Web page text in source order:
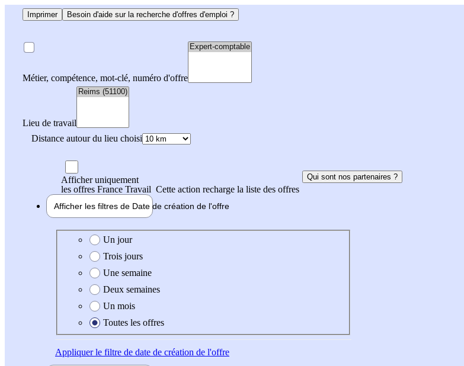
Imprimer Besoin d'aide sur la recherche d'offres d'emploi ?
Métier, compétence, mot-clé, numéro d'offre
Lieu de travail
Distance autour du lieu choisi
Afficher uniquement
les offres France Travail Cette action recharge la liste des offres
Qui sont nos partenaires ?
Afficher les filtres de Date de création de l'offre
Date de création de l'offre
Un jour
Trois jours
Une semaine
Deux semaines
Un mois
Toutes les offres
Appliquerle filtre de date de création de l'offre